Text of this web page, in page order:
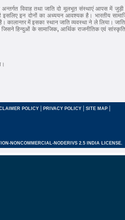
के अन्तर्गत विवाह तथा जाति दो मूलभूत संस्थाएं आपस में
इसलिए इन दोनों का अध्ययन आवश्यक है। भारतीय
है। कालान्तर में इसका स्थान जाति व्यवस्था ने ले लिया।
हिन्दुओं के सामाजिक ,आर्थिक राजनीतिक एवं
POLICY | PRIVACY POLICY | SITE MAP |
NONCOMMERCIAL-NODERIVS 2.5 INDIA LICENSE.